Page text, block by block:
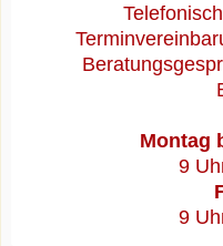
Montag
9
9